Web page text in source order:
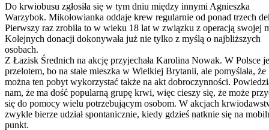
Do krwiobusu zgłosiła się w tym dniu między innymi Agnieszka
Warzybok. Mikołowianka oddaje krew regularnie od ponad trzech
Pierwszy raz zrobiła to w wieku 18 lat w związku z operacją swojej
Kolejnych donacji dokonywała już nie tylko z myślą o najbliższych
osobach.
Z Łazisk Średnich na akcję przyjechała Karolina Nowak. W Polsce
przelotem, bo na stałe mieszka w Wielkiej Brytanii, ale pomyślała, że
można ten pobyt wykorzystać także na akt dobroczynności.
nam, że ma dość popularną grupę krwi, więc cieszy się, że może
się do pomocy wielu potrzebującym osobom. W akcjach
zwykle bierze udział spontanicznie, kiedy gdzieś natknie się na
punkt.